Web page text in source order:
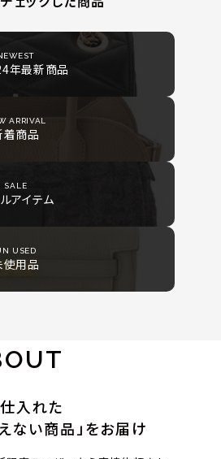
年最新商品
ARRIVAL
着商品
SALE
アイテム
USED
使用品
入れた
ない商品」をお届け